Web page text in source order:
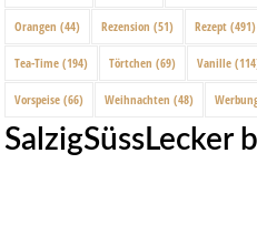
Orangen (44) Rezension (51) Rezept (491)
Tea-Time (194) Törtchen (69) Vanille
Vorspeise (66) Weihnachten (48)
SalzigSüssLecker